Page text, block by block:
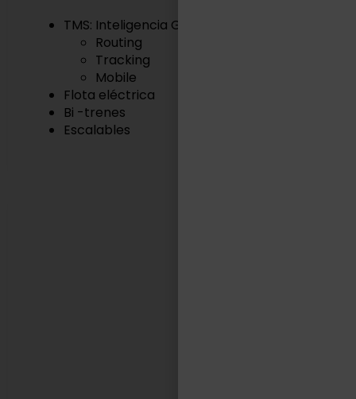
TMS: Inteligencia Geográfica
Routing
Tracking
Mobile
Flota eléctrica
Bi -trenes
Escalables